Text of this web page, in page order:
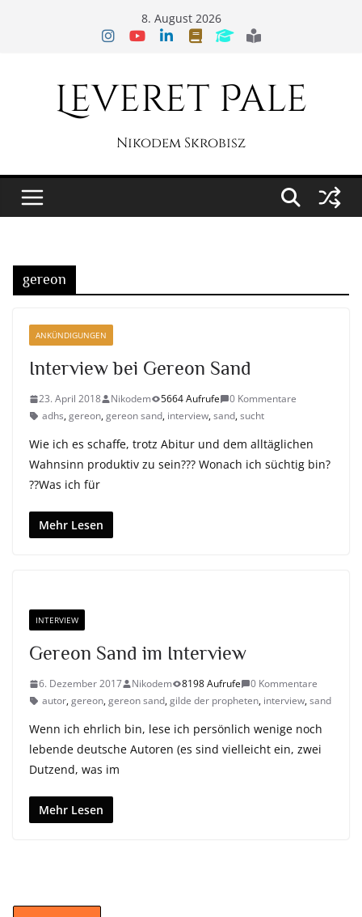
8. August 2026
Leveret Pale
Nikodem Skrobisz
gereon
ANKÜNDIGUNGEN
Interview bei Gereon Sand
23. April 2018 Nikodem 5664 Aufrufe
0 Kommentare
adhs,gereon,gereon sand, interview,sand,sucht
Wie ich es schaffe, trotz Abitur und dem alltäglichen
Wahnsinn produktiv zu sein??? Wonach ich süchtig bin?
??Was ich für
Mehr Lesen
INTERVIEW
Gereon Sand im Interview
6. Dezember 2017 Nikodem 8198 Aufrufe
0 Kommentare
autor,gereon,gereon sand,gilde der propheten, interview,sand
Wenn ich ehrlich bin, lese ich persönlich wenige noch
lebende deutsche Autoren (es sind vielleicht ein, zwei
Dutzend, was im
Mehr Lesen